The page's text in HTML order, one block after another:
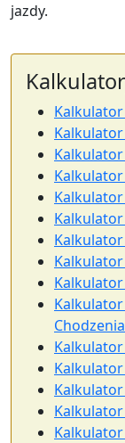
jazdy.
Kalkulator
Chodzenia